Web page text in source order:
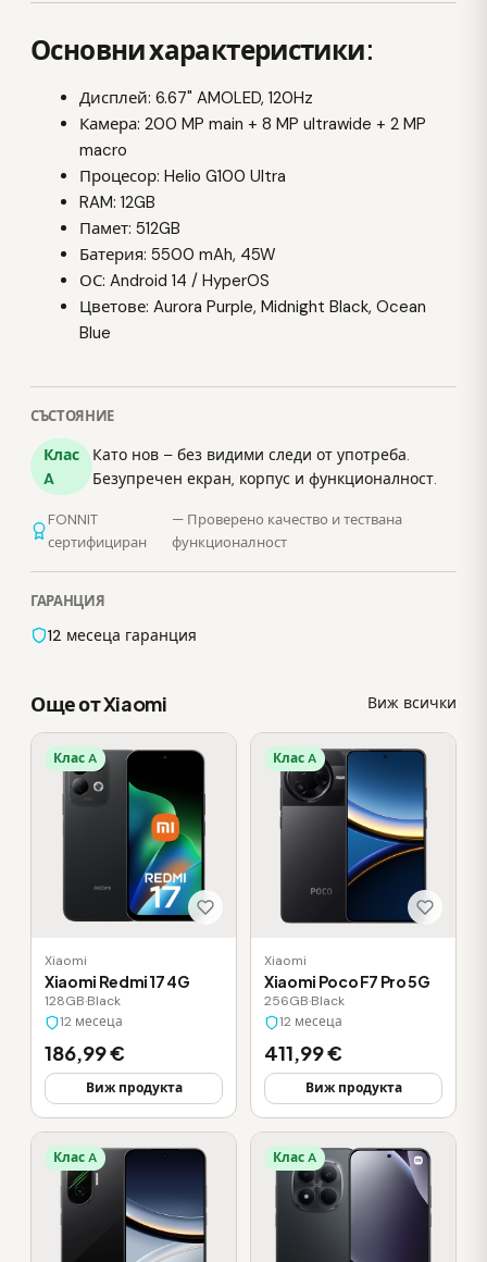
Основни характеристики:
Дисплей: 6.67" AMOLED, 120Hz
Камера: 200 MP main + 8 MP ultrawide + 2 MP
macro
Процесор: Helio G100 Ultra
RAM: 12GB
Памет: 512GB
Батерия: 5500 mAh, 45W
ОС: Android 14 / HyperOS
Цветове: Aurora Purple, Midnight Black, Ocean
Blue
СЪСТОЯНИЕ
Клас
A
Като нов – без видими следи от употреба.
Безупречен екран, корпус и функционалност.
FONNIT
сертифициран
— Проверено качество и тествана
функционалност
ГАРАНЦИЯ
12 месеца гаранция
Още от Xiaomi Виж всички
Клас A
Xiaomi
Xiaomi Redmi 17 4G
128GB·Black
12 месеца
186,99 €
Виж продукта
Клас A
Xiaomi
Xiaomi Poco F7 Pro 5G
256GB·Black
12 месеца
411,99 €
Виж продукта
Клас A Клас A